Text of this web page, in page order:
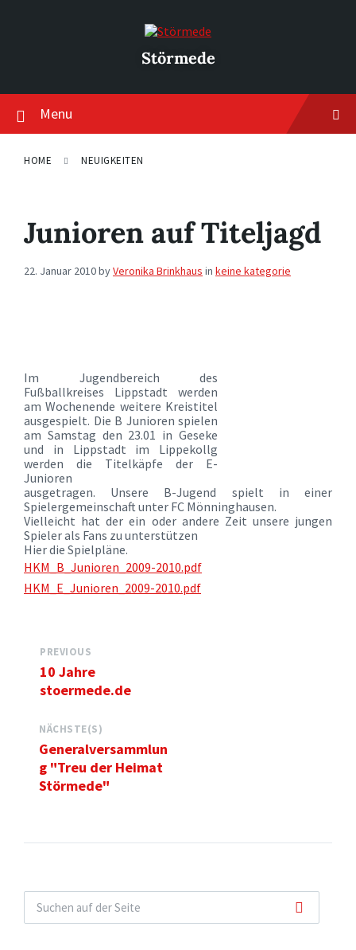
Störmede
Menu
HOME NEUIGKEITEN
Junioren auf Titeljagd
22. Januar 2010byVeronika Brinkhaus in keine kategorie
Im Jugendbereich des
Fußballkreises Lippstadt werden
am Wochenende weitere Kreistitel
ausgespielt. Die B Junioren spielen
am Samstag den 23.01 in Geseke
und in Lippstadt im Lippekollg
werden die Titelkäpfe der E-
Junioren
ausgetragen. Unsere B-Jugend spielt in einer
Spielergemeinschaft unter FC Mönninghausen.
Vielleicht hat der ein oder andere Zeit unsere jungen
Spieler als Fans zu unterstützen
Hier die Spielpläne.
HKM_B_Junioren_2009-2010.pdf
HKM_E_Junioren_2009-2010.pdf
PREVIOUS
10 Jahre
stoermede.de
NÄCHSTE(S)
Generalversammlun
g "Treu der Heimat
Störmede"